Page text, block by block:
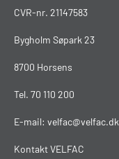
CVR-nr. 21147583
Bygholm Søpark 23
8700 Horsens
Tel. 70 110 200
E-mail: velfac@velfac.dk
Kontakt VELFAC